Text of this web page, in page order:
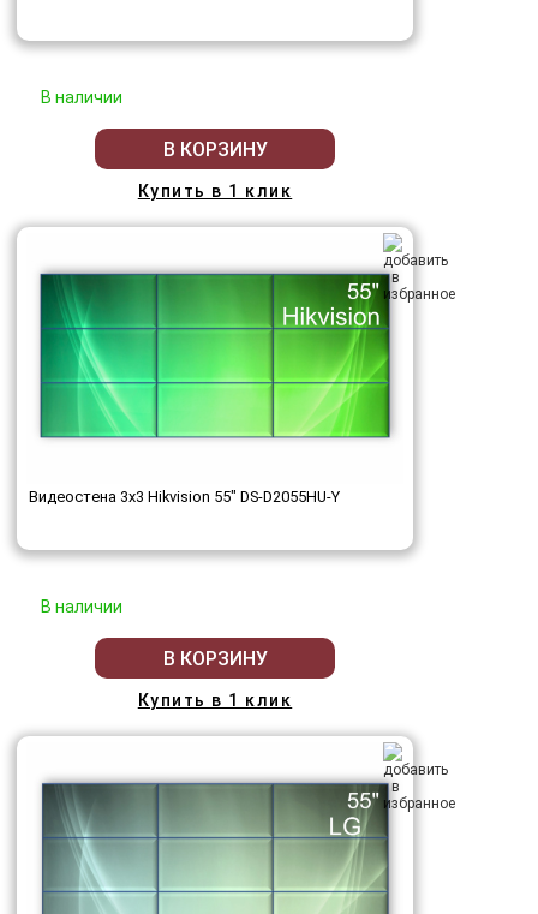
В наличии
В КОРЗИНУ
Купить в 1 клик
Видеостена 3x3 Hikvision 55" DS-D2055HU-Y
В наличии
В КОРЗИНУ
Купить в 1 клик